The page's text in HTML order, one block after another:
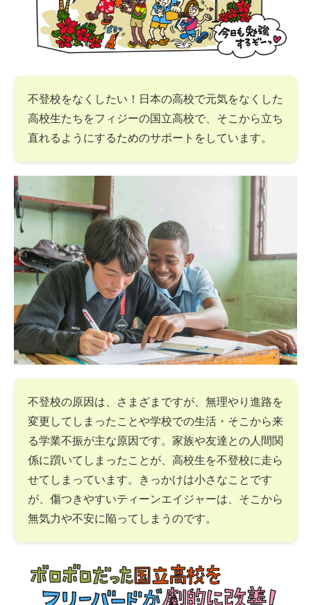
不登校をなくしたい！日本の高校で元気をなくした
高校生たちをフィジーの国立高校で、そこから立ち
直れるようにするためのサポートをしています。
不登校の原因は、さまざまですが、無理やり進路を
変更してしまったことや学校での生活・そこから来
る学業不振が主な原因です。家族や友達との人間関
係に躓いてしまったことが、高校生を不登校に走ら
せてしまっています。きっかけは小さなことです
が、傷つきやすいティーンエイジャーは、そこから
無気力や不安に陥ってしまうのです。